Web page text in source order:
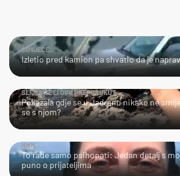
ČOVJEČE...
Izletio pred kamion pa shvatio da je
SLIJEDITE LI OVU PREPORUKU?
Pokazala gdje se u Jadranu nikako ne
se s njom?
HMM…
To rade samo psihopati: Jedan detalj s
puno o prijateljima